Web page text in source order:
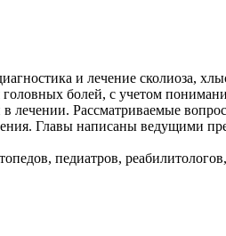
и лечение сколиоза,
болей, с учетом
лечении. Рассматриваемые
Главы написаны ведущими
педиатров,